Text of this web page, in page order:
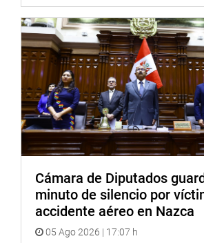
Cámara de Diputados
minuto de silencio por
accidente aéreo en Nazca
05 Ago 2026 | 17:07 h